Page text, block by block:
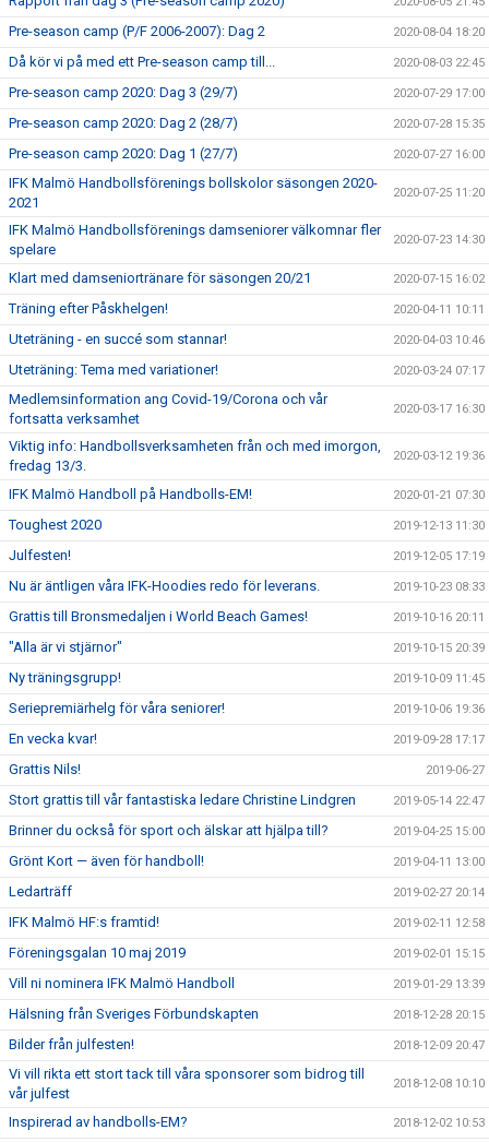
Pre-season camp (P/F 2006-2007): Dag 2 2020-08-04 18:20
Då kör vi på med ett Pre-season camp till... 2020-08-03 22:45
Pre-season camp 2020: Dag 3 (29/7) 2020-07-29 17:00
Pre-season camp 2020: Dag 2 (28/7) 2020-07-28 15:35
Pre-season camp 2020: Dag 1 (27/7) 2020-07-27 16:00
IFK Malmö Handbollsförenings bollskolor säsongen 2020-
2021
2020-07-25 11:20
IFK Malmö Handbollsförenings damseniorer välkomnar fler
spelare
2020-07-23 14:30
Klart med damseniortränare för säsongen 20/21 2020-07-15 16:02
Träning efter Påskhelgen! 2020-04-11 10:11
Uteträning - en succé som stannar! 2020-04-03 10:46
Uteträning: Tema med variationer! 2020-03-24 07:17
Medlemsinformation ang Covid-19/Corona och vår
fortsatta verksamhet
2020-03-17 16:30
Viktig info: Handbollsverksamheten från och med imorgon,
fredag 13/3.
2020-03-12 19:36
IFK Malmö Handboll på Handbolls-EM! 2020-01-21 07:30
Toughest 2020 2019-12-13 11:30
Julfesten! 2019-12-05 17:19
Nu är äntligen våra IFK-Hoodies redo för leverans. 2019-10-23 08:33
Grattis till Bronsmedaljen i World Beach Games! 2019-10-16 20:11
"Alla är vi stjärnor" 2019-10-15 20:39
Ny träningsgrupp! 2019-10-09 11:45
Seriepremiärhelg för våra seniorer! 2019-10-06 19:36
En vecka kvar! 2019-09-28 17:17
Grattis Nils! 2019-06-27
Stort grattis till vår fantastiska ledare Christine Lindgren 2019-05-14 22:47
Brinner du också för sport och älskar att hjälpa till? 2019-04-25 15:00
Grönt Kort — även för handboll! 2019-04-11 13:00
Ledarträff 2019-02-27 20:14
IFK Malmö HF:s framtid! 2019-02-11 12:58
Föreningsgalan 10 maj 2019 2019-02-01 15:15
Vill ni nominera IFK Malmö Handboll 2019-01-29 13:39
Hälsning från Sveriges Förbundskapten 2018-12-28 20:15
Bilder från julfesten! 2018-12-09 20:47
Vi vill rikta ett stort tack till våra sponsorer som bidrog till
vår julfest
2018-12-08 10:10
Inspirerad av handbolls-EM? 2018-12-02 10:53